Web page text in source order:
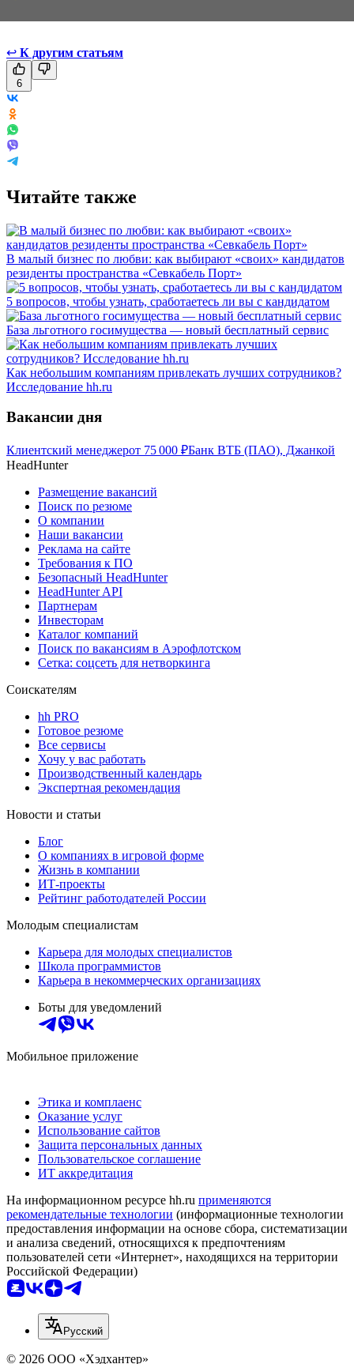
↩ К другим статьям
6
Читайте также
В малый бизнес по любви: как выбирают «своих» кандидатов
резиденты пространства «Севкабель Порт»
5 вопросов, чтобы узнать, сработаетесь ли вы с кандидатом
База льготного госимущества — новый бесплатный сервис
Как небольшим компаниям привлекать лучших сотрудников?
Исследование hh.ru
Вакансии дня
Клиентский менеджерот 75 000 ₽Банк ВТБ (ПАО), Джанкой
HeadHunter
Размещение вакансий
Поиск по резюме
О компании
Наши вакансии
Реклама на сайте
Требования к ПО
Безопасный HeadHunter
HeadHunter API
Партнерам
Инвесторам
Каталог компаний
Поиск по вакансиям в Аэрофлотском
Сетка: соцсеть для нетворкинга
Соискателям
hh PRO
Готовое резюме
Все сервисы
Хочу у вас работать
Производственный календарь
Экспертная рекомендация
Новости и статьи
Блог
О компаниях в игровой форме
Жизнь в компании
ИТ-проекты
Рейтинг работодателей России
Молодым специалистам
Карьера для молодых специалистов
Школа программистов
Карьера в некоммерческих организациях
Боты для уведомлений
Мобильное приложение
Этика и комплаенс
Оказание услуг
Использование сайтов
Защита персональных данных
Пользовательское соглашение
ИТ аккредитация
На информационном ресурсе hh.ru применяются
рекомендательные технологии (информационные технологии
предоставления информации на основе сбора, систематизации
и анализа сведений, относящихся к предпочтениям
пользователей сети «Интернет», находящихся на территории
Российской Федерации)
Русский
© 2026 ООО «Хэдхантер»